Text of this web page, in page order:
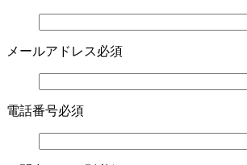
メールアドレス必須
電話番号必須